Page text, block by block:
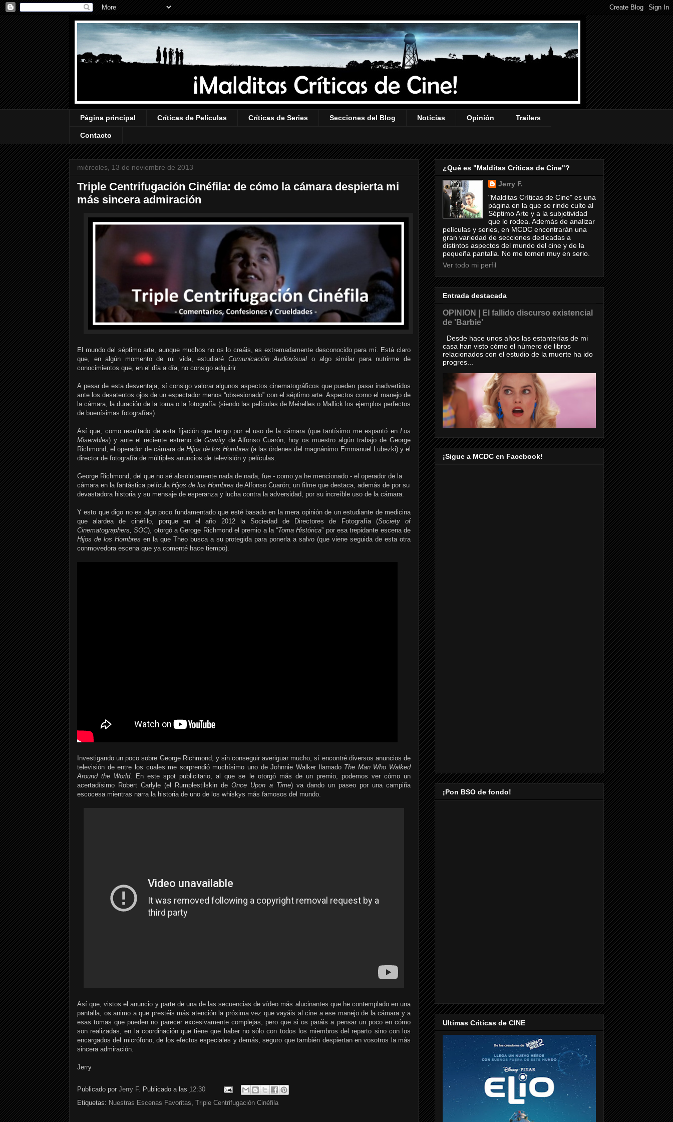
Página principal Críticas de Películas Críticas de Series Secciones del Blog Noticias Opinión Trailers
Contacto
miércoles, 13 de noviembre de 2013
Triple Centrifugación Cinéfila: de cómo la cámara despierta mi
más sincera admiración
El mundo del séptimo arte, aunque muchos no os lo creáis, es extremadamente desconocido para mí. Está claro
que, en algún momento de mi vida, estudiaré Comunicación Audiovisual o algo similar para nutrirme de
conocimientos que, en el día a día, no consigo adquirir.
A pesar de esta desventaja, sí consigo valorar algunos aspectos cinematográficos que pueden pasar inadvertidos
ante los desatentos ojos de un espectador menos “obsesionado” con el séptimo arte. Aspectos como el manejo de
la cámara, la duración de la toma o la fotografía (siendo las películas de Meirelles o Mallick los ejemplos perfectos
de buenísimas fotografías).
Así que, como resultado de esta fijación que tengo por el uso de la cámara (que tantísimo me espantó en Los
Miserables) y ante el reciente estreno de Gravity de Alfonso Cuarón, hoy os muestro algún trabajo de George
Richmond, el operador de cámara de Hijos de los Hombres (a las órdenes del magnánimo Emmanuel Lubezki) y el
director de fotografía de múltiples anuncios de televisión y películas.
George Richmond, del que no sé absolutamente nada de nada, fue - como ya he mencionado - el operador de la
cámara en la fantástica película Hijos de los Hombres de Alfonso Cuarón; un filme que destaca, además de por su
devastadora historia y su mensaje de esperanza y lucha contra la adversidad, por su increíble uso de la cámara.
Y esto que digo no es algo poco fundamentado que esté basado en la mera opinión de un estudiante de medicina
que alardea de cinéfilo, porque en el año 2012 la Sociedad de Directores de Fotografía (Society of
Cinematographers, SOC), otorgó a Geroge Richmond el premio a la “Toma Histórica” por esa trepidante escena de
Hijos de los Hombres en la que Theo busca a su protegida para ponerla a salvo (que viene seguida de esta otra
conmovedora escena que ya comenté hace tiempo).
Investigando un poco sobre George Richmond, y sin conseguir averiguar mucho, sí encontré diversos anuncios de
televisión de entre los cuales me sorprendió muchísimo uno de Johnnie Walker llamado The Man Who Walked
Around the World. En este spot publicitario, al que se le otorgó más de un premio, podemos ver cómo un
acertadísimo Robert Carlyle (el Rumplestilskin deOnce Upon a Time) va dando un paseo por una campiña
escocesa mientras narra la historia de uno de los whiskys más famosos del mundo.
Así que, vistos el anuncio y parte de una de las secuencias de vídeo más alucinantes que he contemplado en una
pantalla, os animo a que prestéis más atención la próxima vez que vayáis al cine a ese manejo de la cámara y a
esas tomas que pueden no parecer excesivamente complejas, pero que si os paráis a pensar un poco en cómo
son realizadas, en la coordinación que tiene que haber no sólo con todos los miembros del reparto sino con los
encargados del micrófono, de los efectos especiales y demás, seguro que también despiertan en vosotros la más
sincera admiración.
Jerry
Publicado por Jerry F. Publicado a las 12:30
Etiquetas: Nuestras Escenas Favoritas Triple Centrifugación Cinéfila
¿Qué es "Malditas Críticas de Cine"?
Jerry F.
"Malditas Críticas de Cine" es una
página en la que se rinde culto al
Séptimo Arte y a la subjetividad
que lo rodea. Además de analizar
películas y series, en MCDC encontrarán una
gran variedad de secciones dedicadas a
distintos aspectos del mundo del cine y de la
pequeña pantalla. No me tomen muy en serio.
Ver todo mi perfil
Entrada destacada
OPINION | El fallido discurso existencial
de 'Barbie'
Desde hace unos años las estanterías de mi
casa han visto cómo el número de libros
relacionados con el estudio de la muerte ha ido
progres...
¡Sigue a MCDC en Facebook!
¡Pon BSO de fondo!
Ultimas Criticas de CINE